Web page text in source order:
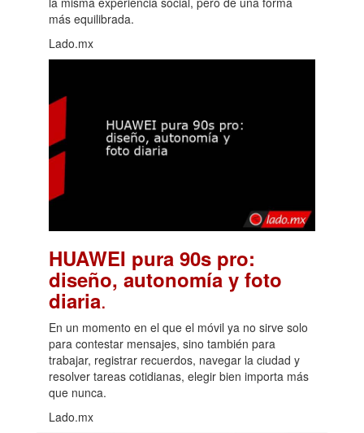
más equilibrada.
Lado.mx
HUAWEI pura 90s pro:
diseño, autonomía y foto
diaria.
En un momento en el que el móvil ya no sirve solo
para contestar mensajes, sino también para
trabajar, registrar recuerdos, navegar la ciudad y
resolver tareas cotidianas, elegir bien importa más
que nunca.
Lado.mx